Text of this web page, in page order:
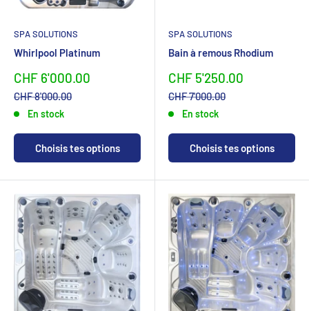
SPA SOLUTIONS
Whirlpool Platinum
Sonderpreis
CHF 6'000.00
Normalpreis
CHF 8'000.00
En stock
Choisis tes options
SPA SOLUTIONS
Bain à remous Rhodium
Sonderpreis
CHF 5'250.00
Normalpreis
CHF 7'000.00
En stock
Choisis tes options